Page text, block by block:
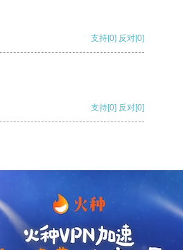
支持[0] 反对[0]
支持[0] 反对[0]
支持 [0] 反对 [0]